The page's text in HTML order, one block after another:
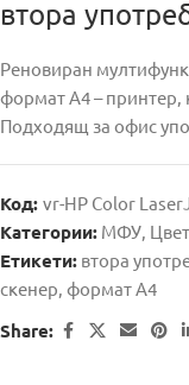
втора
Реновиран
формат А4 – принтер,
Подходящ за офис
Код: vr-HP Color
Категории: МФУ,
Етикети: втора
скенер, формат А4
Share: